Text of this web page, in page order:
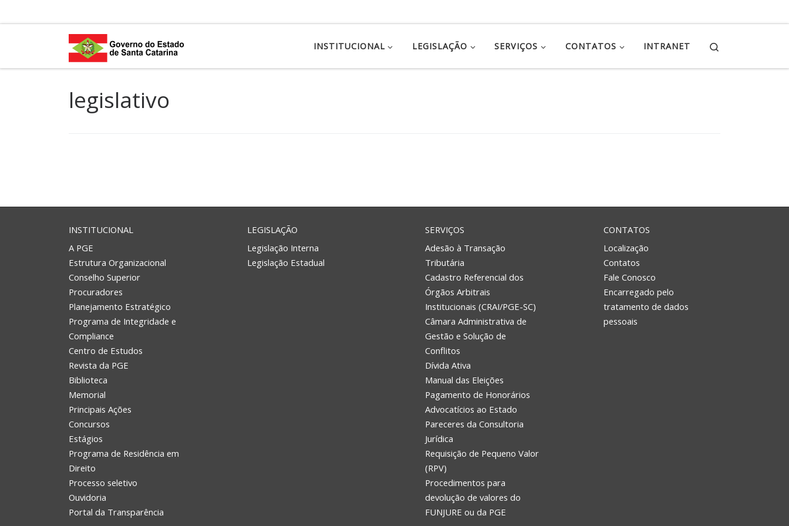
INSTITUCIONAL LEGISLAÇÃO SERVIÇOS CONTATOS INTRANET
legislativo
INSTITUCIONAL
A PGE
Estrutura Organizacional
Conselho Superior
Procuradores
Planejamento Estratégico
Programa de Integridade e
Compliance
Centro de Estudos
Revista da PGE
Biblioteca
Memorial
Principais Ações
Concursos
Estágios
Programa de Residência em
Direito
Processo seletivo
Ouvidoria
Portal da Transparência
LEGISLAÇÃO
Legislação Interna
Legislação Estadual
SERVIÇOS
Adesão à Transação
Tributária
Cadastro Referencial dos
Órgãos Arbitrais
Institucionais (CRAI/PGE-SC)
Câmara Administrativa de
Gestão e Solução de
Conflitos
Dívida Ativa
Manual das Eleições
Pagamento de Honorários
Advocatícios ao Estado
Pareceres da Consultoria
Jurídica
Requisição de Pequeno Valor
(RPV)
Procedimentos para
devolução de valores do
FUNJURE ou da PGE
CONTATOS
Localização
Contatos
Fale Conosco
Encarregado pelo
tratamento de dados
pessoais